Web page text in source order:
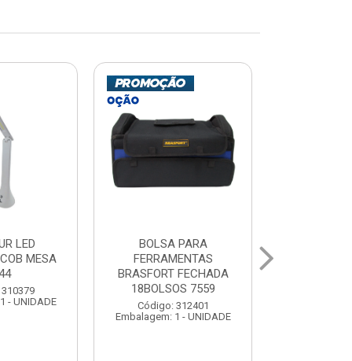
PARA
7559
GRAMPO MARCENEIRO
SARGENTO BRASFORT
80x 250
Código: 312649
Embalagem: 1 - UNIDADE